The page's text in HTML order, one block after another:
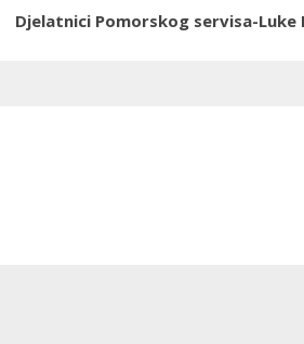
Djelatnici Pomorskog servisa-Luke